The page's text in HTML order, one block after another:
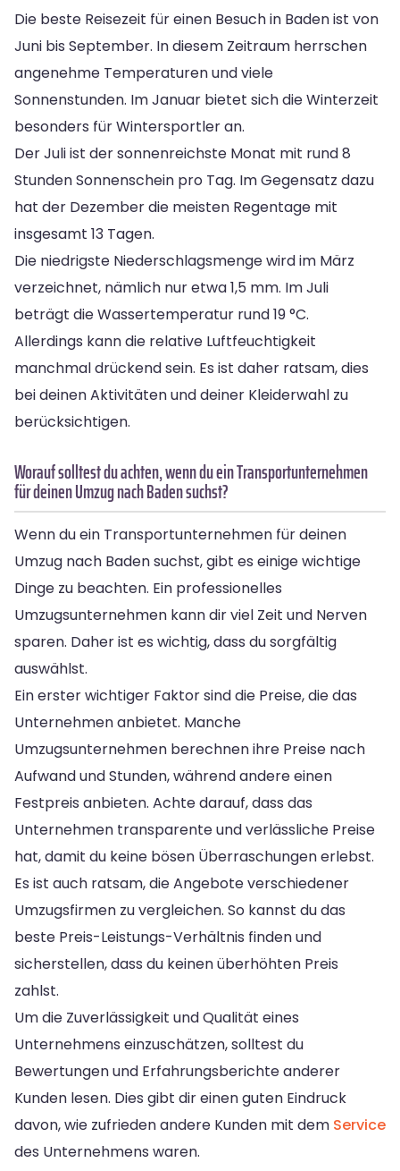
Die beste Reisezeit für einen Besuch in Baden ist von
Juni bis September. In diesem Zeitraum herrschen
angenehme Temperaturen und viele
Sonnenstunden. Im Januar bietet sich die Winterzeit
besonders für Wintersportler an.
Der Juli ist der sonnenreichste Monat mit rund 8
Stunden Sonnenschein pro Tag. Im Gegensatz dazu
hat der Dezember die meisten Regentage mit
insgesamt 13 Tagen.
Die niedrigste Niederschlagsmenge wird im März
verzeichnet, nämlich nur etwa 1,5 mm. Im Juli
beträgt die Wassertemperatur rund 19 °C.
Allerdings kann die relative Luftfeuchtigkeit
manchmal drückend sein. Es ist daher ratsam, dies
bei deinen Aktivitäten und deiner Kleiderwahl zu
berücksichtigen.
Worauf solltest du achten, wenn du ein Transportunternehmen
für deinen Umzug nach Baden suchst?
Wenn du ein Transportunternehmen für deinen
Umzug nach Baden suchst, gibt es einige wichtige
Dinge zu beachten. Ein professionelles
Umzugsunternehmen kann dir viel Zeit und Nerven
sparen. Daher ist es wichtig, dass du sorgfältig
auswählst.
Ein erster wichtiger Faktor sind die Preise, die das
Unternehmen anbietet. Manche
Umzugsunternehmen berechnen ihre Preise nach
Aufwand und Stunden, während andere einen
Festpreis anbieten. Achte darauf, dass das
Unternehmen transparente und verlässliche Preise
hat, damit du keine bösen Überraschungen erlebst.
Es ist auch ratsam, die Angebote verschiedener
Umzugsfirmen zu vergleichen. So kannst du das
beste Preis-Leistungs-Verhältnis finden und
sicherstellen, dass du keinen überhöhten Preis
zahlst.
Um die Zuverlässigkeit und Qualität eines
Unternehmens einzuschätzen, solltest du
Bewertungen und Erfahrungsberichte anderer
Kunden lesen. Dies gibt dir einen guten Eindruck
davon, wie zufrieden andere Kunden mit dem Service
des Unternehmens waren.